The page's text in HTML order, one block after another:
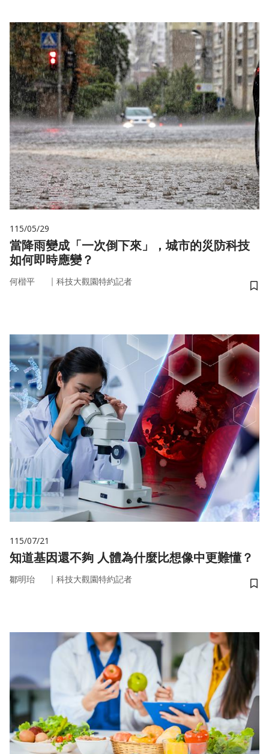
115/05/29
當降雨變成「一次倒下來」，城市的災防科技
如何即時應變？
何楷平 ｜ 科技大觀園特約記者
儲
115/07/21
知道基因還不夠 人體為什麼比想像中更難懂？
鄒明珆 ｜ 科技大觀園特約記者
儲